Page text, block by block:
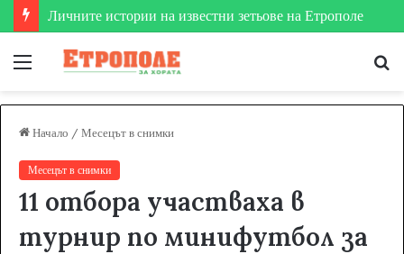
Личните истории на известни зетьове на Етрополе
Меню
Начало / Месецът в снимки
Месецът в снимки
11 отбора участваха в
турнир по минифутбол за